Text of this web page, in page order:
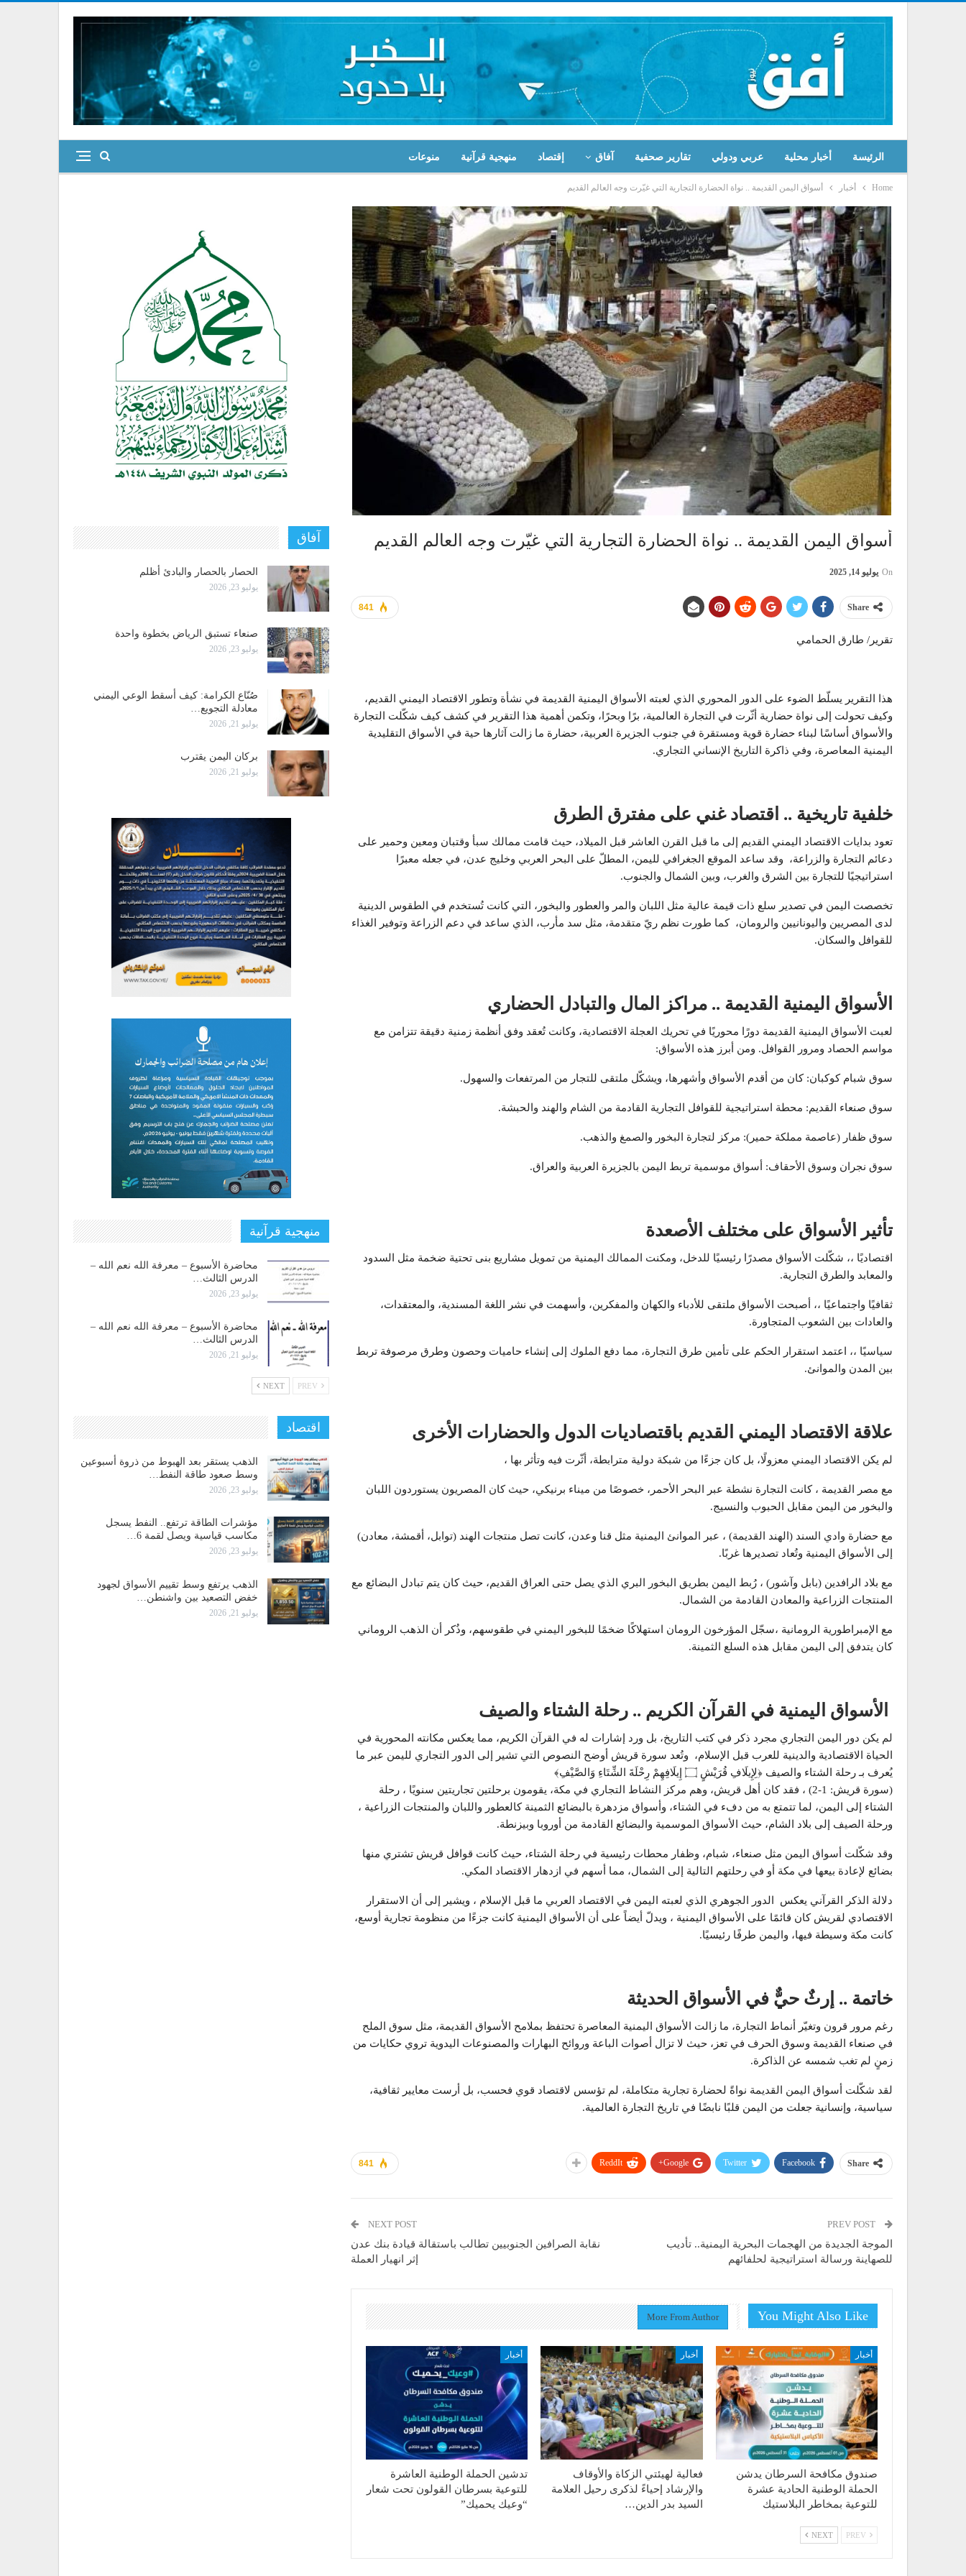
الرئيسة أخبار محلية عربي ودولي تقارير صحفية آفاق إقتصاد منهجية قرآنية منوعات
Home أخبار أسواق اليمن القديمة .. نواة الحضارة التجارية التي غيّرت وجه العالم القديم
أسواق اليمن القديمة .. نواة الحضارة التجارية التي غيّرت وجه العالم القديم
On يوليو 14, 2025
841 Share
تقرير/ طارق الحمامي
هذا التقرير يسلّط الضوء على الدور المحوري الذي لعبته الأسواق اليمنية القديمة في نشأة وتطور الاقتصاد اليمني القديم،
وكيف تحولت إلى نواة حضارية أثّرت في التجارة العالمية، برًا وبحرًا، وتكمن أهمية هذا التقرير في كشف كيف شكّلت التجارة
والأسواق أساسًا لبناء حضارة قوية ومستقرة في جنوب الجزيرة العربية، حضارة ما زالت آثارها حية في الأسواق التقليدية
اليمنية المعاصرة، وفي ذاكرة التاريخ الإنساني التجاري.
خلفية تاريخية .. اقتصاد غني على مفترق الطرق
تعود بدايات الاقتصاد اليمني القديم إلى ما قبل القرن العاشر قبل الميلاد، حيث قامت ممالك سبأ وقتبان ومعين وحمير على
دعائم التجارة والزراعة، وقد ساعد الموقع الجغرافي لليمن، المطلّ على البحر العربي وخليج عدن، في جعله معبرًا
استراتيجيًا للتجارة بين الشرق والغرب، وبين الشمال والجنوب.
تخصصت اليمن في تصدير سلع ذات قيمة عالية مثل اللبان والمر والعطور والبخور، التي كانت تُستخدم في الطقوس الدينية
لدى المصريين واليونانيين والرومان، كما طورت نظم ريّ متقدمة، مثل سد مأرب، الذي ساعد في دعم الزراعة وتوفير الغذاء
للقوافل والسكان.
الأسواق اليمنية القديمة .. مراكز المال والتبادل الحضاري
لعبت الأسواق اليمنية القديمة دورًا محوريًا في تحريك العجلة الاقتصادية، وكانت تُعقد وفق أنظمة زمنية دقيقة تتزامن مع
مواسم الحصاد ومرور القوافل. ومن أبرز هذه الأسواق:
سوق شبام كوكبان: كان من أقدم الأسواق وأشهرها، ويشكّل ملتقى للتجار من المرتفعات والسهول.
سوق صنعاء القديم: محطة استراتيجية للقوافل التجارية القادمة من الشام والهند والحبشة.
سوق ظفار (عاصمة مملكة حمير): مركز لتجارة البخور والصمغ والذهب.
سوق نجران وسوق الأحقاف: أسواق موسمية تربط اليمن بالجزيرة العربية والعراق.
تأثير الأسواق على مختلف الأصعدة
اقتصاديًا ،، شكّلت الأسواق مصدرًا رئيسيًا للدخل، ومكنت الممالك اليمنية من تمويل مشاريع بنى تحتية ضخمة مثل السدود
والمعابد والطرق التجارية.
ثقافيًا واجتماعيًا ،، أصبحت الأسواق ملتقى للأدباء والكهان والمفكرين، وأسهمت في نشر اللغة المسندية، والمعتقدات،
والعادات بين الشعوب المتجاورة.
سياسيًا ،، اعتمد استقرار الحكم على تأمين طرق التجارة، مما دفع الملوك إلى إنشاء حاميات وحصون وطرق مرصوفة تربط
بين المدن والموانئ.
علاقة الاقتصاد اليمني القديم باقتصاديات الدول والحضارات الأخرى
لم يكن الاقتصاد اليمني معزولًا، بل كان جزءًا من شبكة دولية مترابطة، أثّرت فيه وتأثر بها ،
مع مصر القديمة ، كانت التجارة نشطة عبر البحر الأحمر، خصوصًا من ميناء برنيكي، حيث كان المصريون يستوردون اللبان
والبخور من اليمن مقابل الحبوب والنسيج.
مع حضارة وادي السند (الهند القديمة) ، عبر الموانئ اليمنية مثل قنا وعدن، كانت تصل منتجات الهند (توابل، أقمشة، معادن)
إلى الأسواق اليمنية وتُعاد تصديرها غربًا.
مع بلاد الرافدين (بابل وآشور) ، رُبط اليمن بطريق البخور البري الذي يصل حتى العراق القديم، حيث كان يتم تبادل البضائع مع
المنتجات الزراعية والمعادن القادمة من الشمال.
مع الإمبراطورية الرومانية ،سجّل المؤرخون الرومان استهلاكًا ضخمًا للبخور اليمني في طقوسهم، وذُكر أن الذهب الروماني
كان يتدفق إلى اليمن مقابل هذه السلع الثمينة.
الأسواق اليمنية في القرآن الكريم .. رحلة الشتاء والصيف
لم يكن دور اليمن التجاري مجرد ذكر في كتب التاريخ، بل ورد إشارات له في القرآن الكريم، مما يعكس مكانته المحورية في
الحياة الاقتصادية والدينية للعرب قبل الإسلام، وتُعد سورة قريش أوضح النصوص التي تشير إلى الدور التجاري لليمن عبر ما
يُعرف بـ رحلة الشتاء والصيف ﴿لِإِيلَافِ قُرَيْشٍ ۝ إِيلَافِهِمْ رِحْلَةَ الشِّتَاءِ وَالصَّيْفِ﴾
(سورة قريش: 1-2) ، فقد كان أهل قريش، وهم مركز النشاط التجاري في مكة، يقومون برحلتين تجاريتين سنويًا ، رحلة
الشتاء إلى اليمن، لما تتمتع به من دفء في الشتاء، وأسواق مزدهرة بالبضائع الثمينة كالعطور واللبان والمنتجات الزراعية ،
ورحلة الصيف إلى بلاد الشام، حيث الأسواق الموسمية والبضائع القادمة من أوروبا وبيزنطة.
وقد شكّلت أسواق اليمن مثل صنعاء، شبام، وظفار محطات رئيسية في رحلة الشتاء، حيث كانت قوافل قريش تشتري منها
بضائع لإعادة بيعها في مكة أو في رحلتهم التالية إلى الشمال، مما أسهم في ازدهار الاقتصاد المكي.
دلالة الذكر القرآني يعكس الدور الجوهري الذي لعبته اليمن في الاقتصاد العربي ما قبل الإسلام ، ويشير إلى أن الاستقرار
الاقتصادي لقريش كان قائمًا على الأسواق اليمنية ، ويدلّ أيضاً على أن الأسواق اليمنية كانت جزءًا من منظومة تجارية أوسع،
كانت مكة وسيطة فيها، واليمن طرفًا رئيسيًا.
خاتمة .. إرثٌ حيٌّ في الأسواق الحديثة
رغم مرور قرون وتغيّر أنماط التجارة، ما زالت الأسواق اليمنية المعاصرة تحتفظ بملامح الأسواق القديمة، مثل سوق الملح
في صنعاء القديمة وسوق الحرف في تعز، حيث لا تزال أصوات الباعة وروائح البهارات والمصنوعات اليدوية تروي حكايات من
زمنٍ لم تغب شمسه عن الذاكرة.
لقد شكّلت أسواق اليمن القديمة نواةً لحضارة تجارية متكاملة، لم تؤسس لاقتصاد قوي فحسب، بل أرست معايير ثقافية،
سياسية، وإنسانية جعلت من اليمن قلبًا نابضًا في تاريخ التجارة العالمية.
841 Share
Facebook
Twitter
Google+
ReddIt
الموجة الجديدة من الهجمات البحرية اليمنية.. تأديب
للصهاينة ورسالة استراتيجية لحلفائهم
NEXT POST
نقابة الصرافين الجنوبيين تطالب باستقالة قيادة بنك عدن
إثر انهيار العملة
You Might Also Like
More From Author
أخبار
صندوق مكافحة السرطان يدشن
الحملة الوطنية الحادية عشرة
للتوعية بمخاطر البلاستيك
أخبار
فعالية لهيئتي الزكاة والأوقاف
والإرشاد إحياءً لذكرى رحيل العلامة
السيد بدر الدين…
أخبار
تدشين الحملة الوطنية العاشرة
للتوعية بسرطان القولون تحت شعار
“وعيك يحميك”
NEXT
آفاق
الحصار بالحصار والبادئ أظلم
يوليو 23, 2026
صنعاء تستبق الرياض بخطوة واحدة
يوليو 23, 2026
صُنّاع الكرامة: كيف أسقط الوعي اليمني
معادلة التجويع…
يوليو 21, 2026
بركان اليمن يقترب
يوليو 21, 2026
منهجية قرآنية
محاضرة الأسبوع – معرفة الله نعم الله –
الدرس الثالث…
يوليو 23, 2026
محاضرة الأسبوع – معرفة الله نعم الله –
الدرس الثالث…
يوليو 21, 2026
NEXT
اقتصاد
الذهب يستقر بعد الهبوط من ذروة أسبوعين
وسط صعود طاقة النفط…
يوليو 23, 2026
مؤشرات الطاقة ترتفع.. النفط يسجل
مكاسب قياسية ويصل لقمة 6…
يوليو 23, 2026
الذهب يرتفع وسط تقييم الأسواق لجهود
خفض التصعيد بين واشنطن…
يوليو 21, 2026